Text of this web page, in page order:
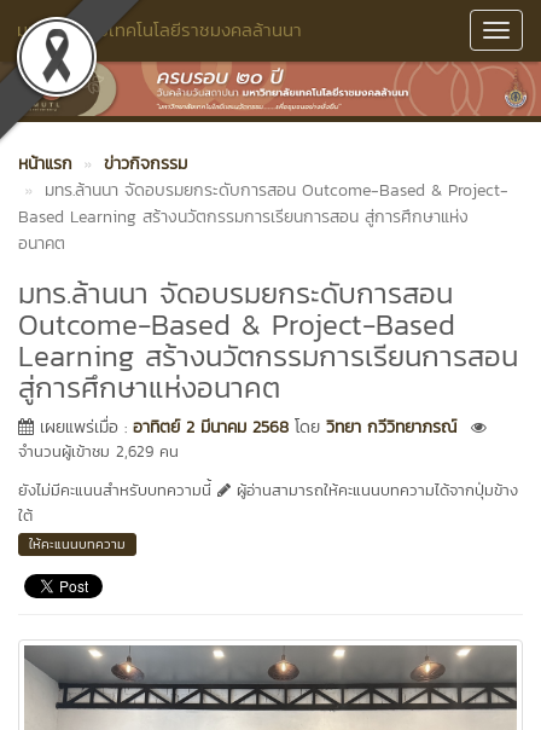
มหาวิทยาลัยเทคโนโลยีราชมงคลล้านนา
หน้าแรก
ข่าวกิจกรรม
มทร.ล้านนา จัดอบรมยกระดับการสอน Outcome-Based & Project-
Based Learning สร้างนวัตกรรมการเรียนการสอน สู่การศึกษาแห่ง
อนาคต
มทร.ล้านนา จัดอบรมยกระดับการสอน
Outcome-Based & Project-Based
Learning สร้างนวัตกรรมการเรียนการสอน
สู่การศึกษาแห่งอนาคต
เผยแพร่เมื่อ : อาทิตย์ 2 มีนาคม 2568 โดย วิทยา กวีวิทยาภรณ์
จำนวนผู้เข้าชม 2,629 คน
ยังไม่มีคะแนนสำหรับบทความนี้
ผู้อ่านสามารถให้คะแนนบทความได้จากปุ่มข้าง
ใต้
ให้คะแนนบทความ